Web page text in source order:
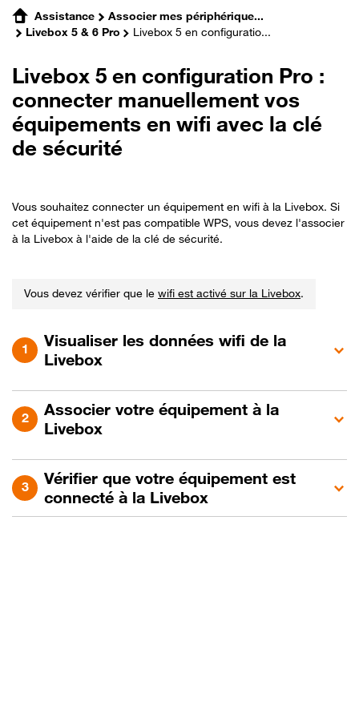
Assistance
Associer mes périphérique...
Livebox 5 & 6 Pro
Livebox 5 en configuratio...
Livebox 5 en configuration Pro :
connecter manuellement vos
équipements en wifi avec la clé
de sécurité
Vous souhaitez connecter un équipement en wifi à la Livebox. Si
cet équipement n'est pas compatible WPS, vous devez l'associer
à la Livebox à l'aide de la clé de sécurité.
Vous devez vérifier que le wifi est activé sur la Livebox.
Visualiser les données wifi de la
Livebox
Associer votre équipement à la
Livebox
Vérifier que votre équipement est
connecté à la Livebox